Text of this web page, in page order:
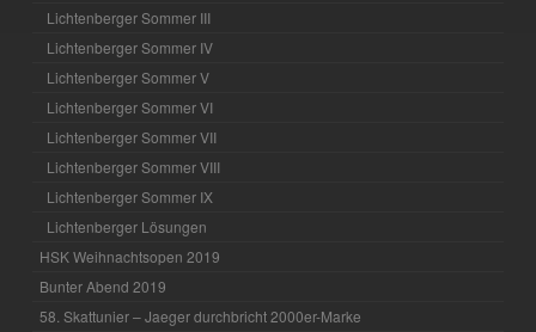
Lichtenberger Sommer III
Lichtenberger Sommer IV
Lichtenberger Sommer V
Lichtenberger Sommer VI
Lichtenberger Sommer VII
Lichtenberger Sommer VIII
Lichtenberger Sommer IX
Lichtenberger Lösungen
HSK Weihnachtsopen 2019
Bunter Abend 2019
58. Skattunier – Jaeger durchbricht 2000er-Marke